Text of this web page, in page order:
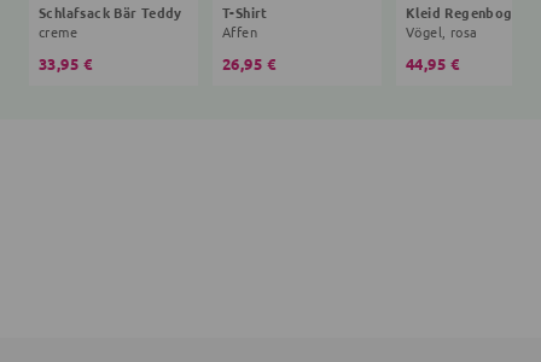
Schlafsack Bär Teddy
creme
33,95 €
T-Shirt
Affen
26,95 €
Vögel, rosa
44,95 €